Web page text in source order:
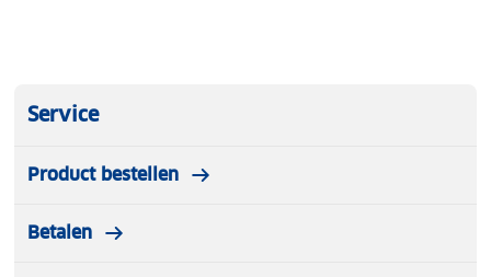
Service
Product bestellen
Betalen